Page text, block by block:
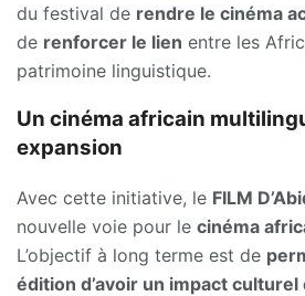
du festival de rendre le cinéma
de renforcer le lien entre les
patrimoine linguistique.
Un cinéma africain
expansion
Avec cette initiative, le FILM
nouvelle voie pour le cinéma
L’objectif à long terme est de
édition d’avoir un impact